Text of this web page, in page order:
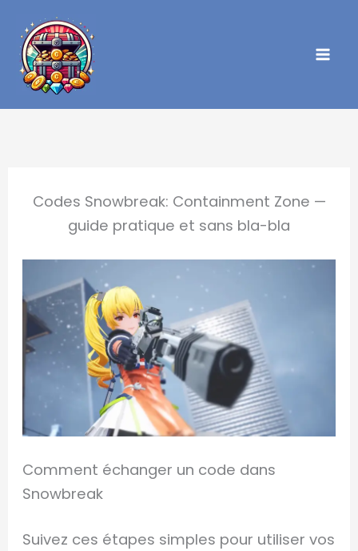
contenu
Codes Snowbreak: Containment Zone —
guide pratique et sans bla-bla
Comment échanger un code dans
Snowbreak
Suivez ces étapes simples pour utiliser vos